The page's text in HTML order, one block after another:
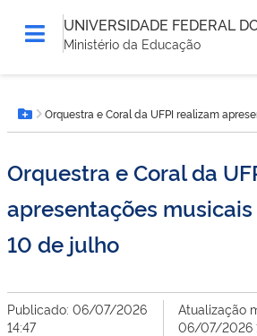
UNIVERSIDADE FEDERAL
Ministério da Educação
está
aqui:Botão Menu
Orquestra e Coral da UFPI realizam
Orquestra e Coral da
apresentações
10 de julho
Publicado: 06/07/2026
14:47
Atualização
06/07/2026